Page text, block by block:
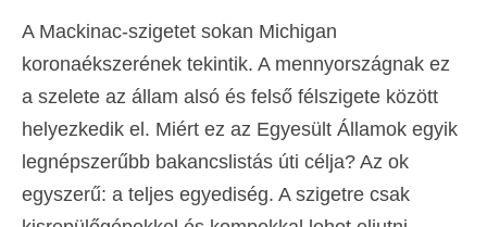
A Mackinac-szigetet sokan Michigan
koronaékszerének tekintik. A mennyországnak ez
a szelete az állam alsó és felső félszigete között
helyezkedik el. Miért ez az Egyesült Államok egyik
legnépszerűbb bakancslistás úti célja? Az ok
egyszerű: a teljes egyediség. A szigetre csak